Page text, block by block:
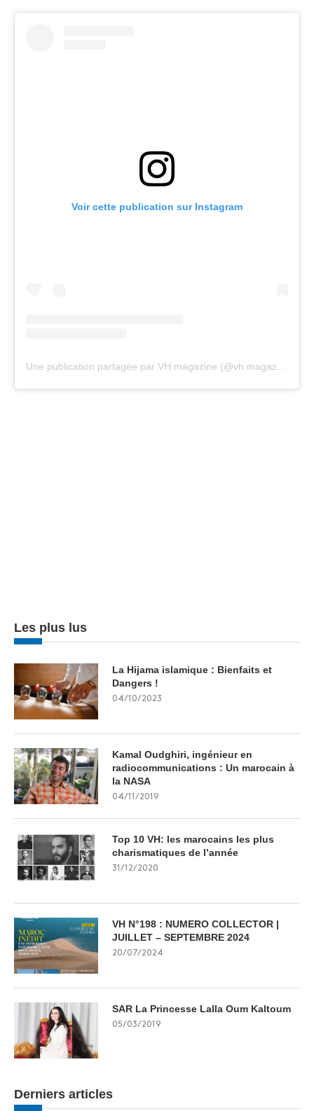
Voir cette publication sur Instagram
Les plus lus
La Hijama islamique : Bienfaits et
Dangers !
04/10/2023
Kamal Oudghiri, ingénieur en
radiocommunications : Un marocain à
la NASA
04/11/2019
Top 10 VH: les marocains les plus
charismatiques de l’année
31/12/2020
VH N°198 : NUMERO COLLECTOR |
JUILLET – SEPTEMBRE 2024
20/07/2024
SAR La Princesse Lalla Oum Kaltoum
05/03/2019
Derniers articles